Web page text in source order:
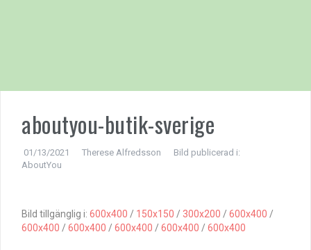
aboutyou-butik-sverige
01/13/2021 Therese Alfredsson
Bild publicerad i:
AboutYou
Bild tillgänglig i: 600x400 / 150x150 / 300x200 / 600x400 /
600x400 / 600x400 / 600x400 / 600x400 / 600x400